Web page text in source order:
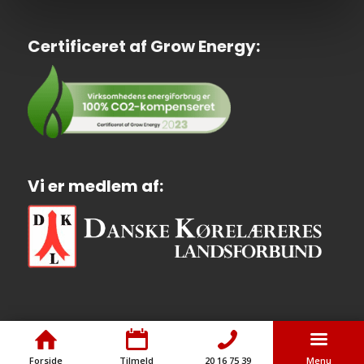
Certificeret af Grow Energy:
Vi er medlem af:
Forside Tilmeld 20 16 75 39 Menu
© Copyright - Rødovre Køreskole ApS